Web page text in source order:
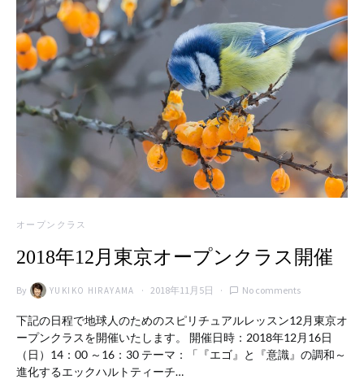
オープンクラス
2018年12月東京オープンクラス開催
By YUKIKO HIRAYAMA 2018年11月5日 No comments
下記の日程で地球人のためのスピリチュアルレッスン12月東京オ
ープンクラスを開催いたします。 開催日時：2018年12月16日
（日）14：00 ～16：30 テーマ：「『エゴ』と『意識』の調和～
進化するエックハルトティーチ…